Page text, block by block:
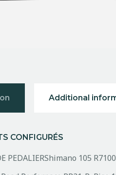
Additional
CONFIGURÉS
PEDALIERShimano 105